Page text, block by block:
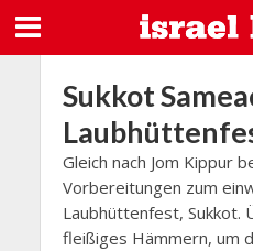
Sukkot
Gleich nach Jom Kippur
Vorbereitungen zum
Laubhüttenfest, Sukkot.
fleißiges Hämmern, um